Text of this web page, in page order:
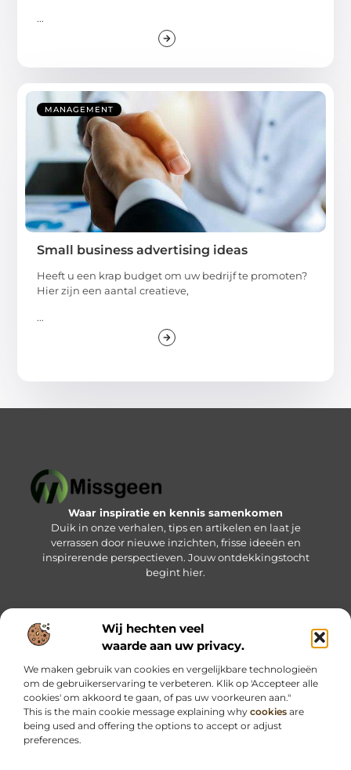
Wij hechten veel
waarde aan uw privacy.
We maken gebruik van cookies en vergelijkbare technologieën
om de gebruikerservaring te verbeteren. Klik op 'Accepteer alle
cookies' om akkoord te gaan, of pas uw voorkeuren aan."
This is the main cookie message explaining why cookies are
being used and offering the options to accept or adjust
preferences.
...
MANAGEMENT
Small business advertising ideas
Heeft u een krap budget om uw bedrijf te promoten?
Hier zijn een aantal creatieve,
...
Waar inspiratie en kennis samenkomen
Duik in onze verhalen, tips en artikelen en laat je
verrassen door nieuwe inzichten, frisse ideeën en
inspirerende perspectieven. Jouw ontdekkingstocht
begint hier.
Bericht categorie
Onze informatie